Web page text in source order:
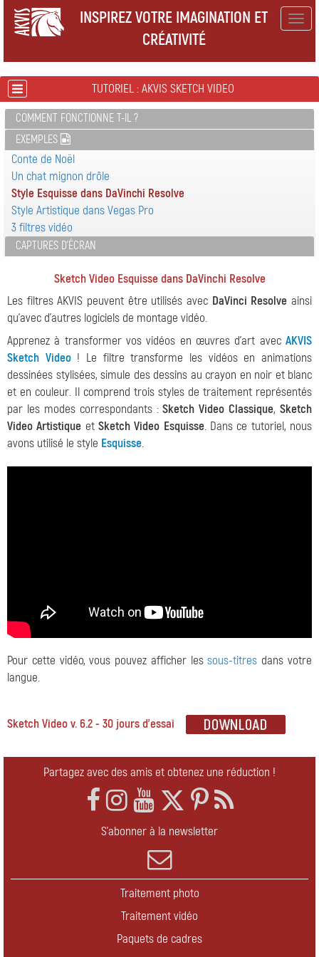
INSPIREZ VOTRE IMAGINATION ET
CRÉATIVITÉ
TUTORIEL : AKVIS SKETCH VIDEO
COMMENT FONCTIONNE T-IL ?
EXEMPLES
Conte de Noël
Un chat mignon drôle
Style Esquisse dans DaVinchi Resolve
Style Artistique dans Vegas Pro
3 filtres vidéo
CAPTURES D'ÉCRAN
Sketch Video Esquisse dans DaVinchi Resolve
Les filtres AKVIS peuvent être utilisés avec DaVinci Resolve ainsi
qu'avec d'autres logiciels de montage vidéo.
Apprenez à transformer vos vidéos en œuvres d'art avec AKVIS
Sketch Video! Le filtre transforme les vidéos en animations
dessinées stylisées, simule des dessins au crayon en noir et blanc
et en couleur. Il comprend trois styles de traitement représentés
par les modes correspondants :Sketch Video Classique, Sketch
Video Artistique etSketch Video Esquisse. Dans ce tutoriel, nous
avons utilisé le style Esquisse.
Pour cette vidéo, vous pouvez afficher lessous-titres dans votre
langue.
Sketch Video v. 6.2 - 30 jours d'essai
Partagez avec des amis et obtenez une réduction !
S'abonner à la newsletter
Traitement photo
Traitement vidéo
Paquets de cadres